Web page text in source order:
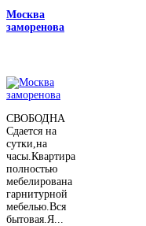
Москва
заморенова
СВОБОДНА
Сдается на
сутки,на
часы.Квартира
полностью
мебелирована
гарнитурной
мебелью.Вся
бытовая.Я...